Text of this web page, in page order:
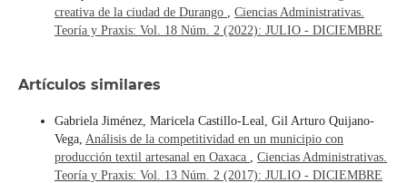
creativa de la ciudad de Durango
Ciencias Administrativas.
Teoría y Praxis: Vol. 18 Núm. 2 (2022): JULIO - DICIEMBRE
Artículos similares
Gabriela Jiménez, Maricela Castillo-Leal, Gil Arturo Quijano-
Vega, Análisis de la competitividad en un municipio con
producción textil artesanal en Oaxaca
Ciencias Administrativas.
Teoría y Praxis: Vol. 13 Núm. 2 (2017): JULIO - DICIEMBRE